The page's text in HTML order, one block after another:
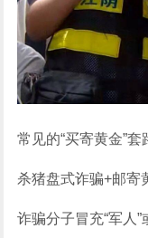
常见的“买寄黄金”套
杀猪盘式诈骗+邮寄
诈骗分子冒充“军人